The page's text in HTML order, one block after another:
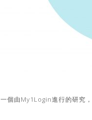
一個由My1Login進行的研究